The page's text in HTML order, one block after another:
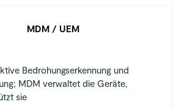
MDM / UEM
Bedrohungserkennung und
MDM verwaltet die Geräte,
sie